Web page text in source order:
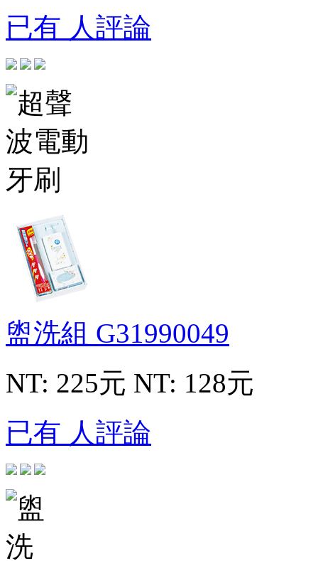
已有 人評論
盥洗組 G31990049
NT: 225元 NT: 128元
已有 人評論